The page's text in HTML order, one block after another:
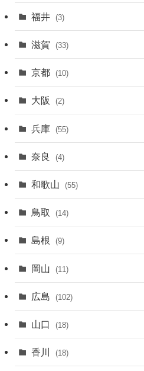
福井 (3)
滋賀 (33)
京都 (10)
大阪 (2)
兵庫 (55)
奈良 (4)
和歌山 (55)
鳥取 (14)
島根 (9)
岡山 (11)
広島 (102)
山口 (18)
香川 (18)